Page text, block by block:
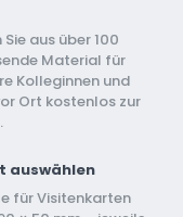
aus über 100
Material für
Kolleginnen und
Ort kostenlos zur
auswählen
für Visitenkarten